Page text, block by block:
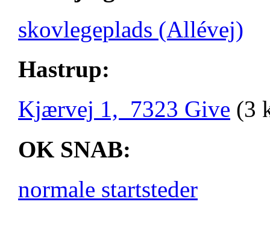
skovlegeplads (Allévej)
Hastrup:
Kjærvej 1, 7323 Give (3
OK SNAB:
normale startsteder